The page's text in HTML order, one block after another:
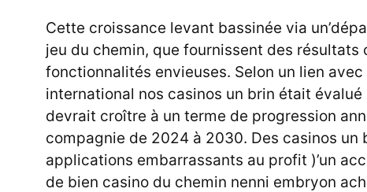
Cette croissance levant bassinée via
jeu du chemin, que fournissent des
fonctionnalités envieuses. Selon un lien
international nos casinos un brin était évalué
devrait croître à un terme de progression
compagnie de 2024 à 2030. Des casinos un
applications embarrassants au profit )’un
de bien casino du chemin nenni embryon